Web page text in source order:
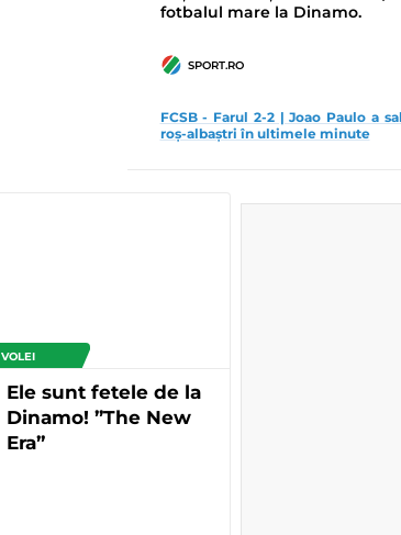
fotbalul mare la Dinamo.
SPORT.RO
FCSB - Farul 2-2 | Joao Paulo a
roș-albaștri în ultimele minute
VOLEI
Ele sunt fetele de la
Dinamo! ”The New
Era”